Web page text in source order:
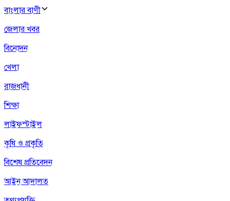
বাংলার বাণী
জেলার খবর
বিনোদন
খেলা
রাজধানী
শিক্ষা
লাইফস্টাইল
কৃষি ও প্রকৃতি
বিশেষ প্রতিবেদন
আইন আদালত